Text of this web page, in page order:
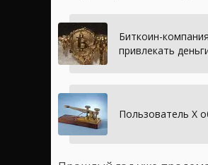
Биткоин-
привлекать
Пользователь X